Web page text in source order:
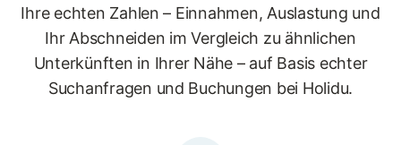
Ihre echten Zahlen – Einnahmen, Auslastung und
Ihr Abschneiden im Vergleich zu ähnlichen
Unterkünften in Ihrer Nähe – auf Basis echter
Suchanfragen und Buchungen bei Holidu.